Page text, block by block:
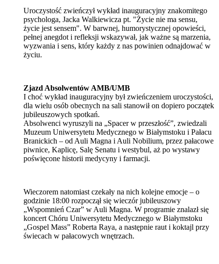
Uroczystość zwieńczył wykład inauguracyjny znakomitego
psychologa, Jacka Walkiewicza pt. "Życie nie ma sensu,
życie jest sensem". W barwnej, humorystycznej opowieści,
pełnej anegdot i refleksji wskazywał, jak ważne są marzenia,
wyzwania i sens, który każdy z nas powinien odnajdować w
życiu.
Zjazd Absolwentów AMB/UMB
I choć wykład inauguracyjny był zwieńczeniem uroczystości,
dla wielu osób obecnych na sali stanowił on dopiero początek
jubileuszowych spotkań.
Absolwenci wyruszyli na „Spacer w przeszłość”, zwiedzali
Muzeum Uniwersytetu Medycznego w Białymstoku i Pałacu
Branickich – od Auli Magna i Auli Nobilium, przez pałacowe
piwnice, Kaplicę, Salę Senatu i westybul, aż po wystawy
poświęcone historii medycyny i farmacji.
Wieczorem natomiast czekały na nich kolejne emocje – o
godzinie 18:00 rozpoczął się wieczór jubileuszowy
„Wspomnień Czar” w Auli Magna. W programie znalazł się
koncert Chóru Uniwersytetu Medycznego w Białymstoku
„Gospel Mass” Roberta Raya, a następnie raut i koktajl przy
świecach w pałacowych wnętrzach.